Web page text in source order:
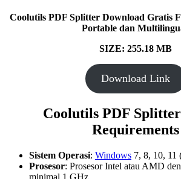
Coolutils PDF Splitter Download Gratis
Portable dan
SIZE: 255.18 MB
Download Link
Coolutils PDF
Requirements
Sistem Operasi: Windows 7, 8, 10, 11
Prosesor: Prosesor Intel atau AMD
minimal 1 GHz